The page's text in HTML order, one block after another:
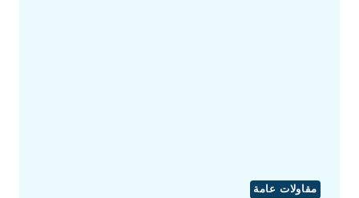
مقاولات عامة